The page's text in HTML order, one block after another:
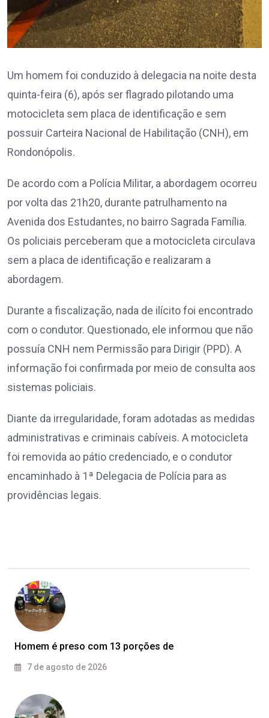
Um homem foi conduzido à delegacia na noite desta
quinta-feira (6), após ser flagrado pilotando uma
motocicleta sem placa de identificação e sem
possuir Carteira Nacional de Habilitação (CNH), em
Rondonópolis.
De acordo com a Polícia Militar, a abordagem ocorreu
por volta das 21h20, durante patrulhamento na
Avenida dos Estudantes, no bairro Sagrada Família.
Os policiais perceberam que a motocicleta circulava
sem a placa de identificação e realizaram a
abordagem.
Durante a fiscalização, nada de ilícito foi encontrado
com o condutor. Questionado, ele informou que não
possuía CNH nem Permissão para Dirigir (PPD). A
informação foi confirmada por meio de consulta aos
sistemas policiais.
Diante da irregularidade, foram adotadas as medidas
administrativas e criminais cabíveis. A motocicleta
foi removida ao pátio credenciado, e o condutor
encaminhado à 1ª Delegacia de Polícia para as
providências legais.
Homem é preso com 13 porções de
7 de agosto de 2026